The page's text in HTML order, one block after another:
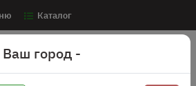
Каталог
Ваш город -